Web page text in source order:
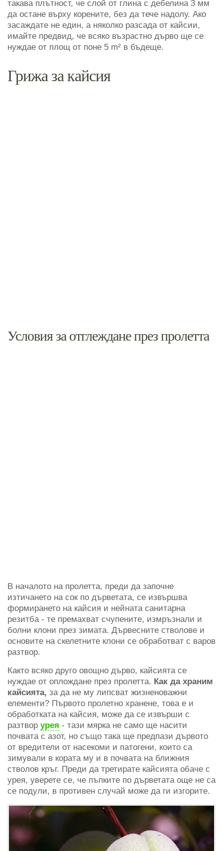
такава плътност, че слой от глина с дебелина 3 мм
да остане върху корените, без да тече надолу. Ако
засаждате не един, а няколко разсада от кайсии,
имайте предвид, че всяко възрастно дърво ще се
нуждае от площ от поне 5 m² в бъдеще.
Грижа за кайсия
Условия за отглеждане през пролетта
В началото на пролетта, преди да започне
изтичането на сок по дърветата, се извършва
формирането на кайсия и нейната санитарна
резитба - те премахват счупените, измръзнали и
болни клони през зимата. Дървесните стволове и
основите на скелетните клони се обработват с варов
разтвор.
Както всяко друго овощно дърво, кайсията се
нуждае от оплождане през пролетта. Как да храним
кайсията, за да не му липсват жизненоважни
елементи? Първото пролетно хранене, това е и
обработката на кайсия, може да се извърши с
разтвор урея - тази мярка не само ще насити
почвата с азот, но също така ще предпази дървото
от вредители от насекоми и патогени, които са
зимували в кората му и в почвата на ближния
стволов кръг. Преди да третирате кайсията обаче с
урея, уверете се, че пъпките по дърветата още не са
се подули, в противен случай може да ги изгорите.